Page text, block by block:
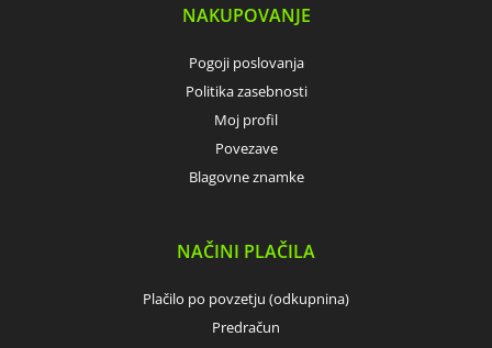
NAKUPOVANJE
Pogoji poslovanja
Politika zasebnosti
Moj profil
Povezave
Blagovne znamke
NAČINI PLAČILA
Plačilo po povzetju (odkupnina)
Predračun